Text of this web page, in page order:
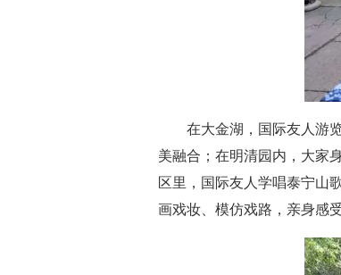
在大金湖，国际友人游
美融合；在明清园内，大家
区里，国际友人学唱泰宁山
画戏妆、模仿戏路，亲身感